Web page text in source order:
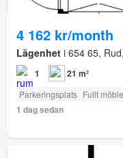
4 162 kr/month
Lägenhet i 654 65,
1 21 m²
Parkeringsplats Fullt
1 dag sedan